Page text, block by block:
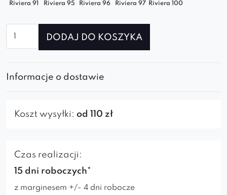
Riviera 91 Riviera 95 Riviera 96 Riviera 97 Riviera 100
Pufa
DODAJ DO KOSZYKA
Informacje o dostawie
Koszt wysyłki: od 110 zł
Czas realizacji:
15 dni roboczych*
z marginesem +/- 4 dni robocze